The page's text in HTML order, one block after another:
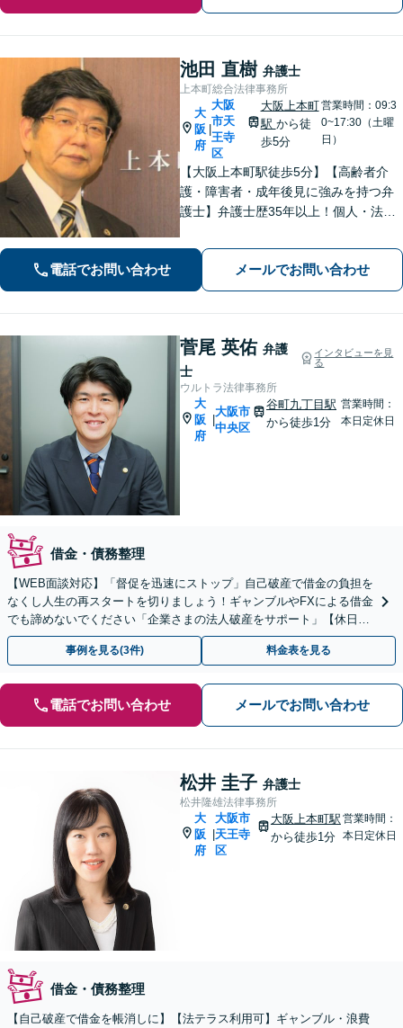
池田 直樹 弁護士
上本町総合法律事務所
大
阪
府
|
大阪
市天
王寺
区
大阪上本町
駅 から徒
歩5分
営業時間：09:3
0~17:30（土曜
日）
【大阪上本町駅徒歩5分】【高齢者介
護・障害者・成年後見に強みを持つ弁
護士】弁護士歴35年以上！個人・法人
い、解決へと導きます。私たちが必ず
あなたの力になりますので、お気軽に
ご相談ください。
電話でお問い合わせ メールでお問い合わせ
菅尾 英佑 弁護
士
インタビューを見
る
ウルトラ法律事務所
大
阪
府
|
大阪市
中央区
谷町九丁目駅
から徒歩1分
営業時間：
本日定休日
借金・債務整理
【WEB面談対応】「督促を迅速にストップ」自己破産で借金の負担を
なくし人生の再スタートを切りましょう！ギャンブルやFXによる借金
でも諦めないでください「企業さまの法人破産をサポート」【休日夜
間相談可】【上本町から徒歩10秒】
事例を見る(3件) 料金表を見る
電話でお問い合わせ メールでお問い合わせ
松井 圭子 弁護士
松井隆雄法律事務所
大
阪
府
大阪市
天王寺
区
大阪上本町駅
から徒歩1分
営業時間：
本日定休日
借金・債務整理
【自己破産で借金を帳消しに】【法テラス利用可】ギャンブル・浪費